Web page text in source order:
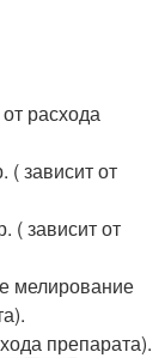
расхода
зависит от
( зависит от
мелирование
препарата).